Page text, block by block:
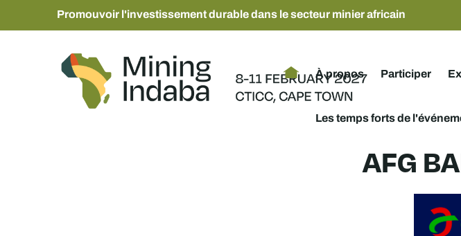
Promouvoir l'investissement durable dans le secteur minier africain
À propos Participer
Les temps forts de
AFG